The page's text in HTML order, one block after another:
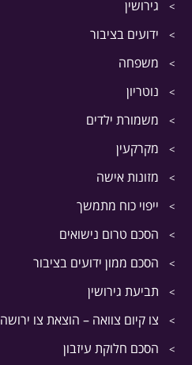
גירושין
ידועים בציבור
משפחה
נוטריון
משמורת ילדים
מקרקעין
מזונות אישה
ייפוי כוח מתמשך
הסכם טרום נישואים
הסכם ממון ידועים בציבור
תביעת גירושין
צו קיום צוואה – הוצאת צו ירושה
הסכם חלוקת עיזבון